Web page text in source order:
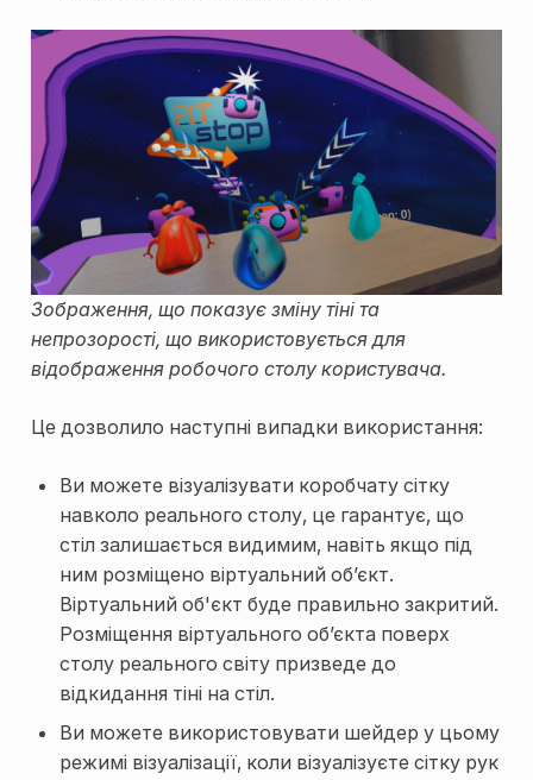
Зображення, що показує зміну тіні та
непрозорості, що використовується для
відображення робочого столу користувача.
Це дозволило наступні випадки використання:
Ви можете візуалізувати коробчату сітку
навколо реального столу, це гарантує, що
стіл залишається видимим, навіть якщо під
ним розміщено віртуальний об’єкт.
Віртуальний об'єкт буде правильно закритий.
Розміщення віртуального об’єкта поверх
столу реального світу призведе до
відкидання тіні на стіл.
Ви можете використовувати шейдер у цьому
режимі візуалізації, коли візуалізуєте сітку рук